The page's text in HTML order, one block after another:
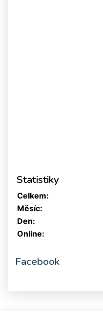
Statistiky
Online:
Celkem:
Měsíc:
Den:
Facebook